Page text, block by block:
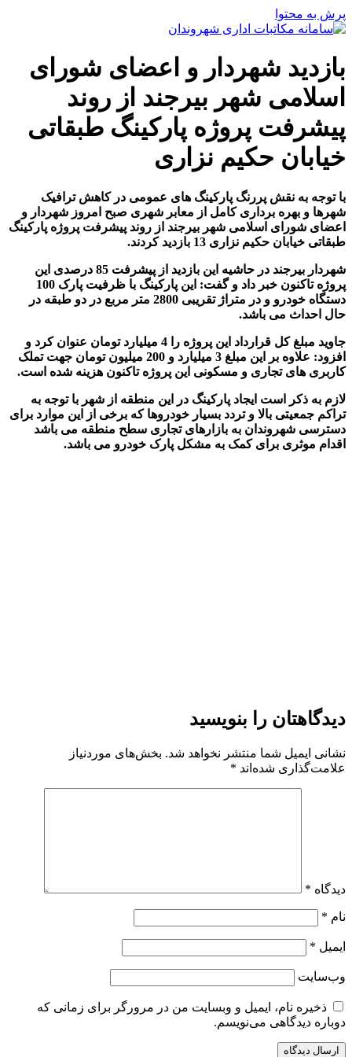
پرش به محتوا
بازدید شهردار و اعضای شورای
اسلامی شهر بیرجند از روند
پیشرفت پروژه پارکینگ طبقاتی
خیابان حکیم نزاری
با توجه به نقش پررنگ پارکینگ های عمومی در کاهش ترافیک
شهرها و بهره برداری کامل از معابر شهری صبح امروز شهردار و
اعضای شورای اسلامی شهر بیرجند از روند پیشرفت پروژه پارکینگ
طبقاتی خیابان حکیم نزاری 13 بازدید کردند.
شهردار بیرجند در حاشیه این بازدید از پیشرفت 85 درصدی این
پروژه تاکنون خبر داد و گفت: این پارکینگ با ظرفیت پارک 100
دستگاه خودرو و در متراژ تقریبی 2800 متر مربع در دو طبقه در
حال احداث می باشد.
جاوید مبلغ کل قرارداد این پروژه را 4 میلیارد تومان عنوان کرد و
افزود: علاوه بر این مبلغ 3 میلیارد و 200 میلیون تومان جهت تملک
کاربری های تجاری و مسکونی این پروژه تاکنون هزینه شده است.
لازم به ذکر است ایجاد پارکینگ در این منطقه از شهر با توجه به
تراکم جمعیتی بالا و تردد بسیار خودروها که برخی از این موارد برای
دسترسی شهروندان به بازارهای تجاری سطح منطقه می باشد
اقدام موثری برای کمک به مشکل پارک خودرو می باشد.
دیدگاهتان را بنویسید
نشانی ایمیل شما منتشر نخواهد شد. بخش‌های موردنیاز
علامت‌گذاری شده‌اند *
دیدگاه *
نام *
ایمیل *
وب‌سایت
ذخیره نام، ایمیل و وبسایت من در مرورگر برای زمانی که
دوباره دیدگاهی می‌نویسم.